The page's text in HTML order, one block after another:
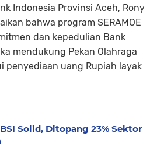
Indonesia Provinsi Aceh, Rony
bahwa program SERAMOE
dan kepedulian Bank
mendukung Pekan Olahraga
penyediaan uang Rupiah layak
Solid, Ditopang 23% Sektor